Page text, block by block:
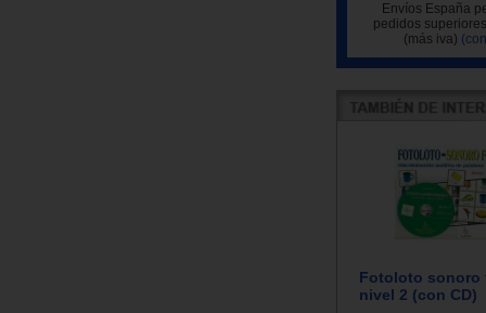
Envíos España
pedidos
(más iva)
Fotoloto
nivel 2 (con CD)